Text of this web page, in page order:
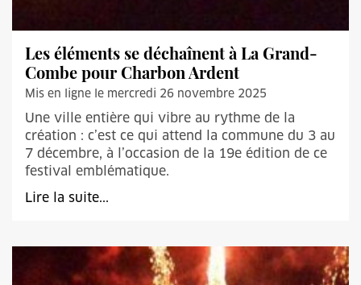
Les éléments se déchaînent à La Grand-
Combe pour Charbon Ardent
Mis en ligne le mercredi 26 novembre 2025
Une ville entière qui vibre au rythme de la
création : c’est ce qui attend la commune du 3 au
7 décembre, à l’occasion de la 19e édition de ce
festival emblématique.
Lire la suite...